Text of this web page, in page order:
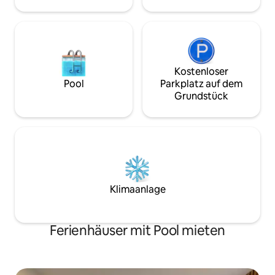
Pool
Kostenloser
Parkplatz auf dem
Grundstück
Klimaanlage
Ferienhäuser mit Pool mieten